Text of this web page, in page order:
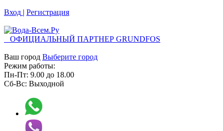
Вход | Регистрация
ОФИЦИАЛЬНЫЙ ПАРТНЕР GRUNDFOS
Ваш город Выберите город
Режим работы:
Пн-Пт: 9.00 до 18.00
Сб-Вс: Выходной